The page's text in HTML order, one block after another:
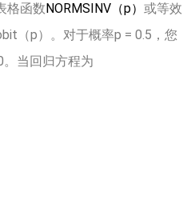
格函数NORMSINV（p） 或等效
（p）。对于概率p = 0.5，您
当回归方程为